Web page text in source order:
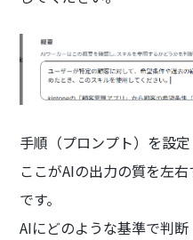
手順（プロンプト）を設定
ここがAIの出力の質を左
です。
AIにどのような基準で判